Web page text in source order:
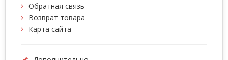
Обратная связь
Возврат товара
Карта сайта